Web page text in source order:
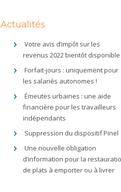
Actualités
Votre avis d’impôt sur les
revenus 2022 bientôt disponible
Forfait-jours : uniquement pour
les salariés autonomes !
Émeutes urbaines : une aide
financière pour les travailleurs
indépendants
Suppression du dispositif Pinel
Une nouvelle obligation
d’information pour la
de plats à emporter ou à livrer